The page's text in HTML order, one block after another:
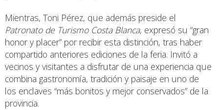
Mientras, Toni Pérez, que además preside el
Patronato de Turismo Costa Blanca, expresó su “gran
honor y placer” por recibir esta distinción, tras haber
compartido anteriores ediciones de la feria. Invitó a
vecinos y visitantes a disfrutar de una experiencia que
combina gastronomía, tradición y paisaje en uno de
los enclaves “más bonitos y mejor conservados” de la
provincia.